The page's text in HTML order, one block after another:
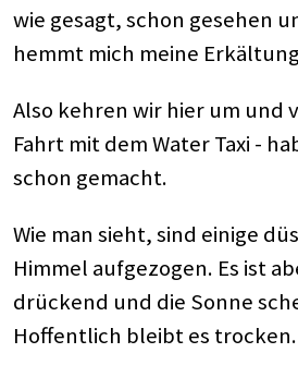
wie gesagt, schon gesehen
hemmt mich meine
Also kehren wir hier um und
Fahrt mit dem Water Taxi -
schon gemacht.
Wie man sieht, sind einige
Himmel aufgezogen. Es ist
drückend und die Sonne
Hoffentlich bleibt es trocken.